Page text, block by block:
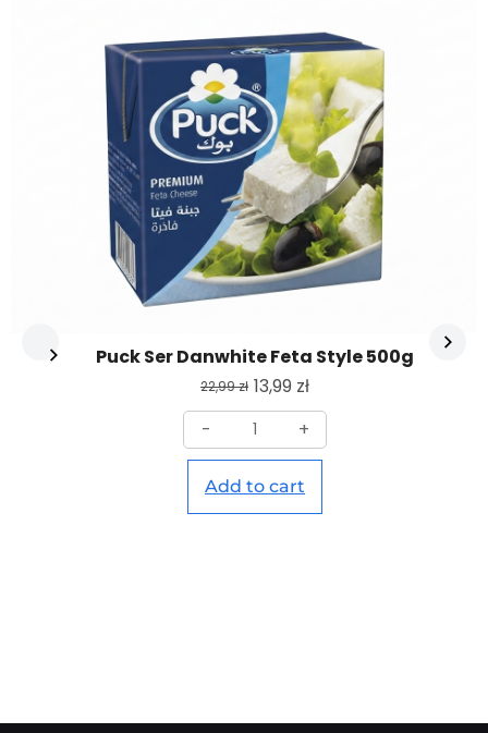
Puck Ser Danwhite Feta Style 500g
22,99zł 13,99 zł
-
+
Add to cart